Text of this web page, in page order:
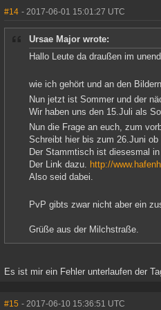
#14 - 2017-06-01 15:01:27 UTC
Ursae Major wrote:
Hallo Leute da draußen im
wie ich gehört und an den
Nun jetzt ist Sommer und der
Wir haben uns den 15.Juli als
Nun die Frage an euch, zum
Schreibt hier bis zum 26.Juni
Der Stammtisch ist diesesmal
Der Link dazu. http://
Also seid dabei.
PvP gibts zwar nicht aber ein
Grüße aus der Milchstraße.
Es ist mir ein Fehler unterlaufen der
#15 - 2017-06-10 15:36:51 UTC